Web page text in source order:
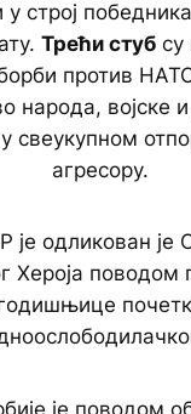
у строј
Трећи стубсу
против
народа, војске
свеукупном
агресору.
је одликован је
Хероја поводом
је поводом